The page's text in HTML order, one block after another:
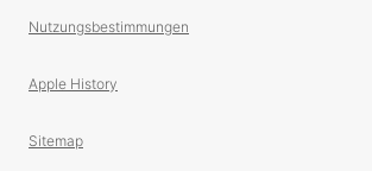
Nutzungsbestimmungen
Apple History
Sitemap